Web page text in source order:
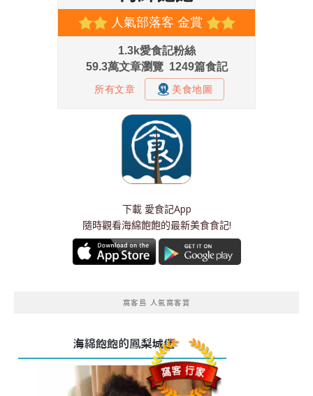
下載 愛食記App
隨時觀看海綿飽飽的最新美食食記!
窩客島 人氣窩客賞